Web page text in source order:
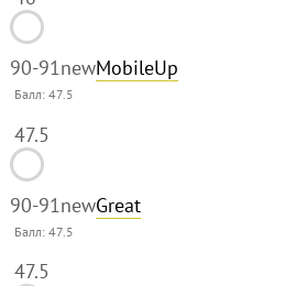
90-91newMobileUp
Балл:47.5
47.5
90-91newGreat
Балл:47.5
47.5